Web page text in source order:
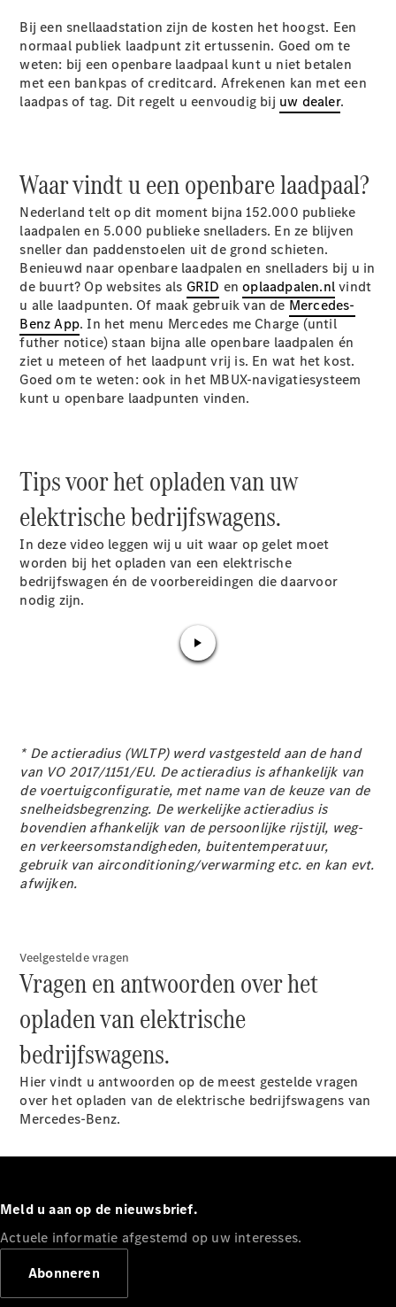
Mercedes-
Benz Store
V-Klasse
V-Klasse
Configurator
Mercedes-
Benz Store
eSprinter
eSprinter
Gesloten
Bestelwagen
Elektrisch
eSprinter
Chassiscabine
Elektrisch
Configurator
Mercedes-
Alle eVito
eVito
Gesloten
Bestelwagen
Elektrisch
eVito
Tourer
Benz Store
eCitan
Gesloten
Mercedes-
Benz Store
EQV
Bij een snellaadstation zijn de kosten het hoogst. Een
normaal publiek laadpunt zit ertussenin. Goed om te
weten: bij een openbare laadpaal kunt u niet betalen
met een bankpas of creditcard. Afrekenen kan met een
laadpas of tag. Dit regelt u eenvoudig bij uw dealer.
Waar vindt u een openbare laadpaal?
Nederland telt op dit moment bijna 152.000 publieke
laadpalen en 5.000 publieke snelladers. En ze blijven
sneller dan paddenstoelen uit de grond schieten.
Benieuwd naar openbare laadpalen en snelladers bij u in
de buurt? Op websites als GRID enoplaadpalen.nlvindt
u alle laadpunten. Of maak gebruik van de Mercedes-
Benz App. In het menu Mercedes me Charge (until
futher notice) staan bijna alle openbare laadpalen én
ziet u meteen of het laadpunt vrij is. En wat het kost.
Goed om te weten: ook in het MBUX-navigatiesysteem
kunt u openbare laadpunten vinden.
Tips voor het opladen van uw
elektrische bedrijfswagens.
In deze video leggen wij u uit waar op gelet moet
worden bij het opladen van een elektrische
bedrijfswagen én de voorbereidingen die daarvoor
nodig zijn.
* De actieradius (WLTP) werd vastgesteld aan de hand
van VO 2017/1151/EU. De actieradius is afhankelijk van
de voertuigconfiguratie, met name van de keuze van de
snelheidsbegrenzing. De werkelijke actieradius is
bovendien afhankelijk van de persoonlijke rijstijl, weg-
en verkeersomstandigheden, buitentemperatuur,
gebruik van airconditioning/verwarming etc. en kan evt.
afwijken.
Veelgestelde vragen
Vragen en antwoorden over het
opladen van elektrische
bedrijfswagens.
Hier vindt u antwoorden op de meest gestelde vragen
over het opladen van de elektrische bedrijfswagens van
Mercedes-Benz.
Meld u aan op de nieuwsbrief.
Actuele informatie afgestemd op uw interesses.
Abonneren